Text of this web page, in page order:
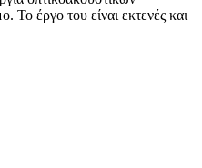
Το έργο του είναι εκτενές και